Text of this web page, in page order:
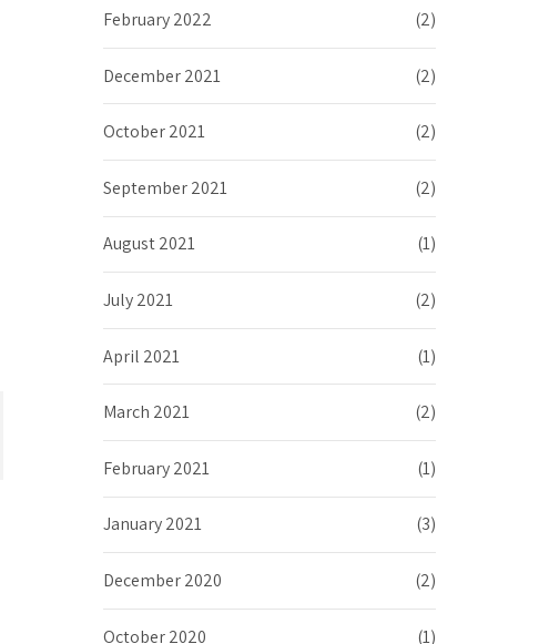
February 2022 (2)
December 2021 (2)
October 2021 (2)
September 2021 (2)
August 2021 (1)
July 2021 (2)
April 2021 (1)
March 2021 (2)
February 2021 (1)
January 2021 (3)
December 2020 (2)
October 2020 (1)